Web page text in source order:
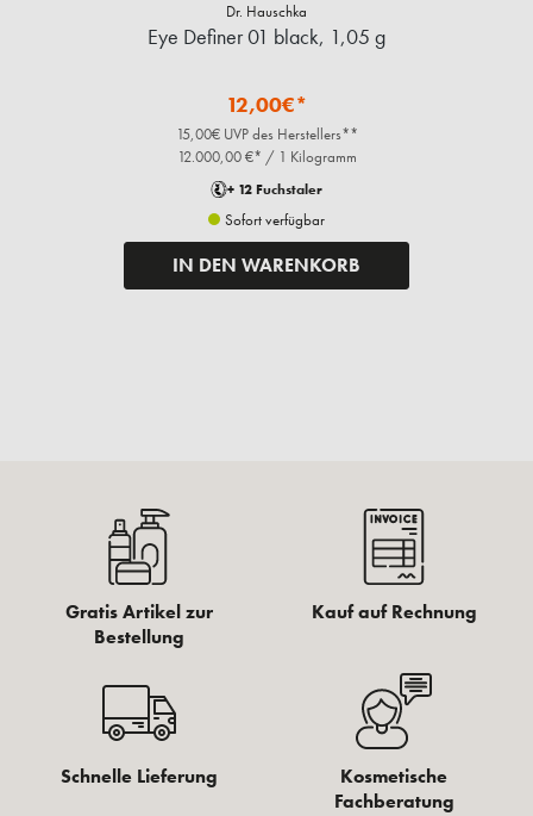
Dr. Hauschka
Eye Definer 01 black, 1,05 g
12,00€*
15,00€ UVP des Herstellers**
12.000,00 €* / 1 Kilogramm
+ 12 Fuchstaler
Sofort verfügbar
IN DEN WARENKORB
Gratis Artikel zur
Bestellung
Kauf auf Rechnung
Schnelle Lieferung
Kosmetische
Fachberatung